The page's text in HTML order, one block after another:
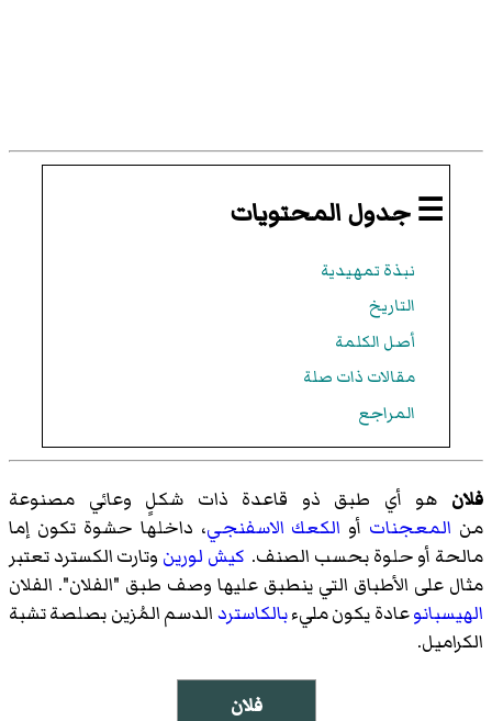
☰ جدول المحتويات
نبذة تمهيدية
التاريخ
أصل الكلمة
مقالات ذات صلة
المراجع
فلان هو أي طبق ذو قاعدة ذات شكلٍ وعائي مصنوعة
من المعجنات أو الكعك الاسفنجي، داخلها حشوة تكون إما
مالحة أو حلوة بحسب الصنف.كيش لورين وتارت الكسترد تعتبر
مثال على الأطباق التي ينطبق عليها وصف طبق "الفلان". الفلان
الهيسبانوعادة يكون مليءبالكاستردالدسم المُزين بصلصة تشبة
الكراميل.
فلان